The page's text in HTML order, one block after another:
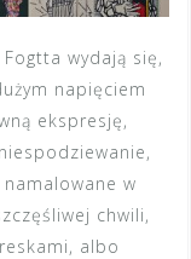
wydają się,
napięciem
ekspresję,
w
chwili,
albo